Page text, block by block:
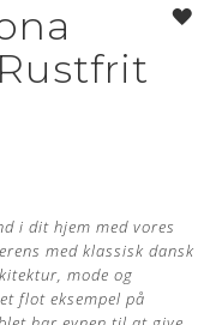
i dit hjem med vores
med klassisk dansk
mode og
flot eksempel på